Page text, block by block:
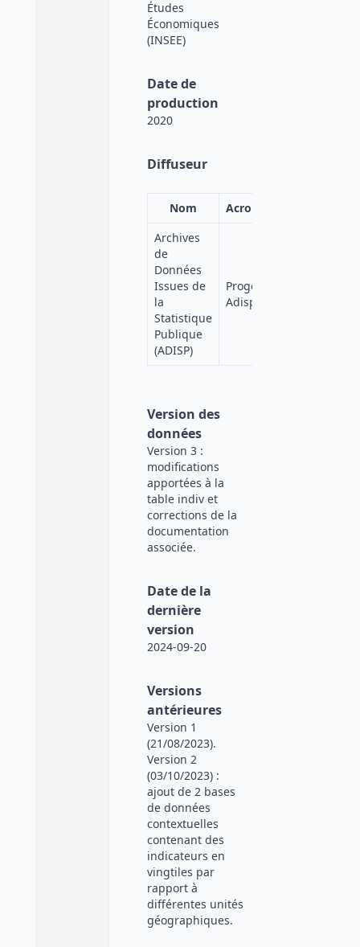
Études
Économiques
(INSEE)
Date de
production
2020
Diffuseur
Nom Acronyme
Archives
de
Données
Issues de
la
Statistique
Publique
(ADISP)
Progedo-
Adisp
Version des
données
Version 3 :
modifications
apportées à la
table indiv et
corrections de la
documentation
associée.
Date de la
dernière
version
2024-09-20
Versions
antérieures
Version 1
(21/08/2023).
Version 2
(03/10/2023) :
ajout de 2 bases
de données
contextuelles
contenant des
indicateurs en
vingtiles par
rapport à
différentes unités
géographiques.